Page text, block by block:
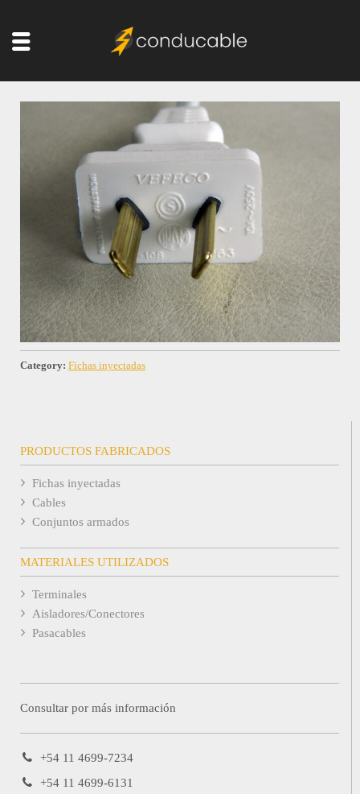
Category: Fichas inyectadas
PRODUCTOS FABRICADOS
Fichas inyectadas
Cables
Conjuntos armados
MATERIALES UTILIZADOS
Terminales
Aisladores/Conectores
Pasacables
Consultar por más información
+54 11 4699-7234
+54 11 4699-6131